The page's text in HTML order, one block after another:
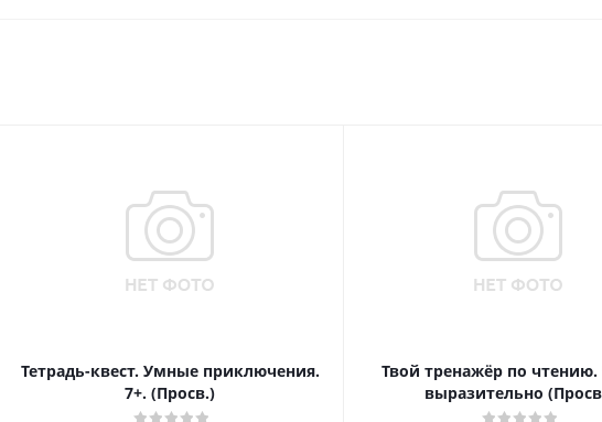
Тетрадь-квест. Умные приключения.
7+. (Просв.)
Твой тренажёр по
выразительно